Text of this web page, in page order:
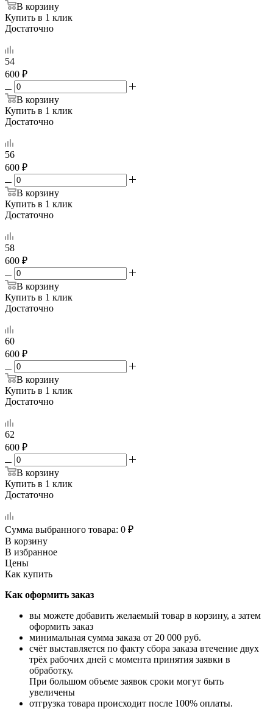
В корзину
Купить в 1 клик
Достаточно
54
600 ₽
В корзину
Купить в 1 клик
Достаточно
56
600 ₽
В корзину
Купить в 1 клик
Достаточно
58
600 ₽
В корзину
Купить в 1 клик
Достаточно
60
600 ₽
В корзину
Купить в 1 клик
Достаточно
62
600 ₽
В корзину
Купить в 1 клик
Достаточно
Сумма выбранного товара: 0 ₽
В корзину
В избранное
Цены
Как купить
Как оформить заказ
вы можете добавить желаемый товар в корзину, а затем
оформить заказ
минимальная сумма заказа от 20 000 руб.
счёт выставляется по факту сбора заказа втечение двух
трёх рабочих дней с момента принятия заявки в
обработку.
При большом объеме заявок сроки могут быть
увеличены
отгрузка товара происходит после 100% оплаты.